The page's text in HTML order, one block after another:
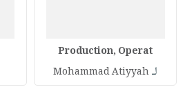
Production, Operat
لـMohammad Atiyyah